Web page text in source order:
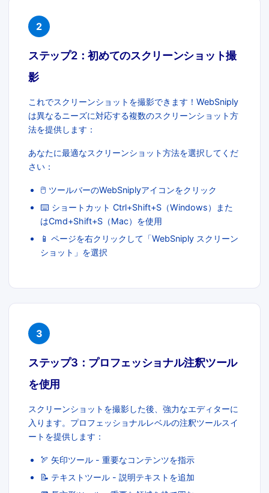
2
ステップ2：初めてのスクリーンショット撮
影
これでスクリーンショットを撮影できます！WebSniply
は異なるニーズに対応する複数のスクリーンショット方
法を提供します：
あなたに最適なスクリーンショット方法を選択してくだ
さい：
🖱️ ツールバーのWebSniplyアイコンをクリック
⌨️ ショートカット Ctrl+Shift+S（Windows）また
はCmd+Shift+S（Mac）を使用
📱 ページを右クリックして「WebSniply スクリーン
ショット」を選択
3
ステップ3：プロフェッショナル注釈ツール
を使用
スクリーンショットを撮影した後、強力なエディターに
入ります。プロフェッショナルレベルの注釈ツールスイ
ートを提供します：
🏹 矢印ツール - 重要なコンテンツを指示
📝 テキストツール - 説明テキストを追加